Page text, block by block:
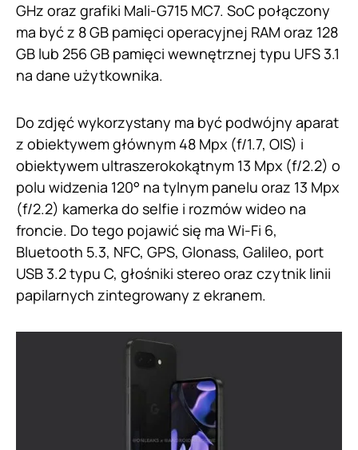
GHz oraz grafiki Mali-G715 MC7. SoC połączony
ma być z 8 GB pamięci operacyjnej RAM oraz 128
GB lub 256 GB pamięci wewnętrznej typu UFS 3.1
na dane użytkownika.
Do zdjęć wykorzystany ma być podwójny aparat
z obiektywem głównym 48 Mpx (f/1.7, OIS) i
obiektywem ultraszerokokątnym 13 Mpx (f/2.2) o
polu widzenia 120° na tylnym panelu oraz 13 Mpx
(f/2.2) kamerka do selfie i rozmów wideo na
froncie. Do tego pojawić się ma Wi-Fi 6,
Bluetooth 5.3, NFC, GPS, Glonass, Galileo, port
USB 3.2 typu C, głośniki stereo oraz czytnik linii
papilarnych zintegrowany z ekranem.